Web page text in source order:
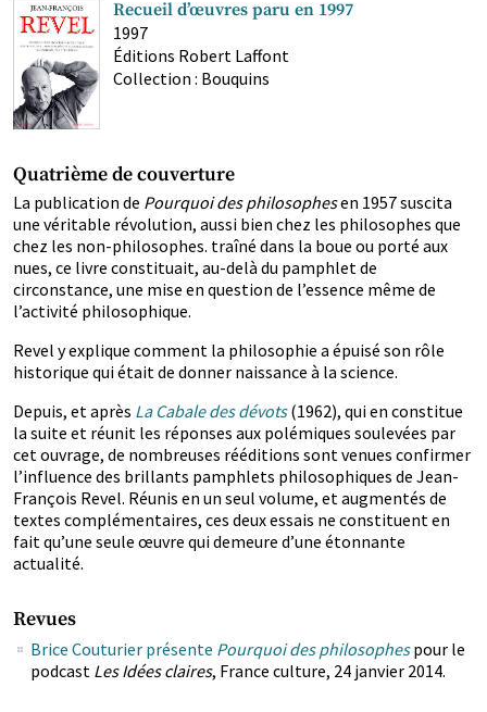
Recueil d’œuvres paru en 1997
1997
Éditions Robert Laffont
Collection : Bouquins
Quatrième de couverture
La publication de Pourquoi des philosophesen 1957 suscita
une véritable révolution, aussi bien chez les philosophes que
chez les non-philosophes. traîné dans la boue ou porté aux
nues, ce livre constituait, au-delà du pamphlet de
circonstance, une mise en question de l’essence même de
l’activité philosophique.
Revel y explique comment la philosophie a épuisé son rôle
historique qui était de donner naissance à la science.
Depuis, et après La Cabale des dévots(1962), qui en constitue
la suite et réunit les réponses aux polémiques soulevées par
cet ouvrage, de nombreuses rééditions sont venues confirmer
l’influence des brillants pamphlets philosophiques de Jean-
François Revel. Réunis en un seul volume, et augmentés de
textes complémentaires, ces deux essais ne constituent en
fait qu’une seule œuvre qui demeure d’une étonnante
actualité.
Revues
Brice Couturier présente Pourquoi des philosophespour le
podcast Les Idées claires, France culture, 24 janvier 2014.